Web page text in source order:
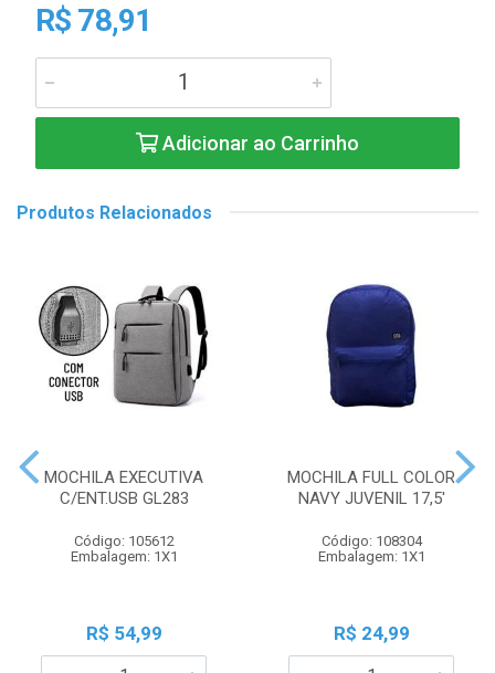
R$ 78,91
Adicionar ao Carrinho
Produtos Relacionados
MOCHILA EXECUTIVA
C/ENT.USB GL283
Código: 105612
Embalagem: 1X1
R$ 54,99
MOCHILA FULL COLOR
NAVY JUVENIL 17,5'
Código: 108304
Embalagem: 1X1
R$ 24,99